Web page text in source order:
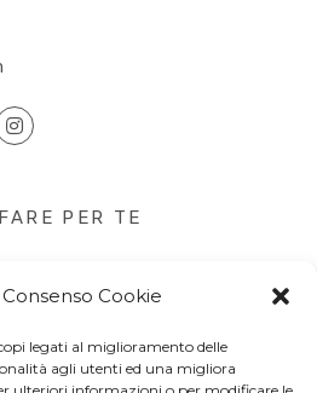
Consenso Cookie
legati al miglioramento delle
agli utenti ed una migliora
PER TE